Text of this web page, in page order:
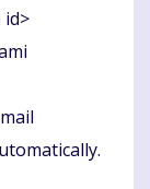
id>